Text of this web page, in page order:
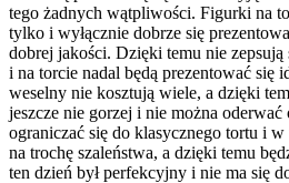
tego żadnych wątpliwości. Figurki na
tylko i wyłącznie dobrze się
dobrej jakości. Dzięki temu nie zepsują
i na torcie nadal będą prezentować się
weselny nie kosztują wiele, a dzięki
jeszcze nie gorzej i nie można
ograniczać się do klasycznego tortu i
na trochę szaleństwa, a dzięki temu
ten dzień był perfekcyjny i nie ma się